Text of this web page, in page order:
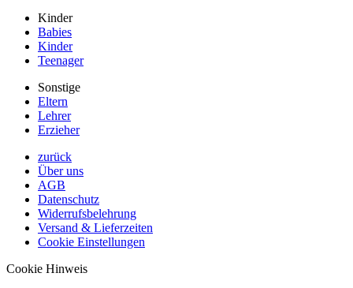
Kinder
Babies
Kinder
Teenager
Sonstige
Eltern
Lehrer
Erzieher
zurück
Über uns
AGB
Datenschutz
Widerrufsbelehrung
Versand & Lieferzeiten
Cookie Einstellungen
Cookie Hinweis